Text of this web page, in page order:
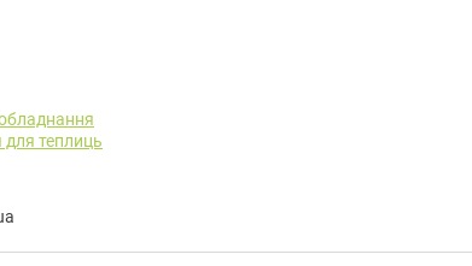
обладнання
теплиць